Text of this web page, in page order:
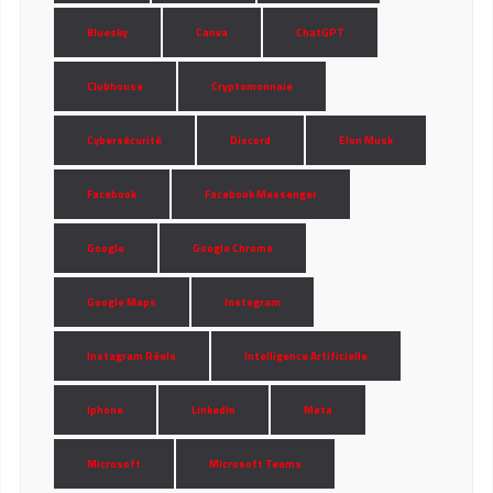
Bluesky Canva ChatGPT
Clubhouse Cryptomonnaie
Cybersécurité Discord Elon Musk
Facebook Facebook Messenger
Google Google Chrome
Google Maps Instagram
Instagram Réels Intelligence Artificielle
Iphone LinkedIn Meta
Microsoft Microsoft Teams